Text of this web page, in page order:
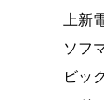
上
ソフ
ビッ